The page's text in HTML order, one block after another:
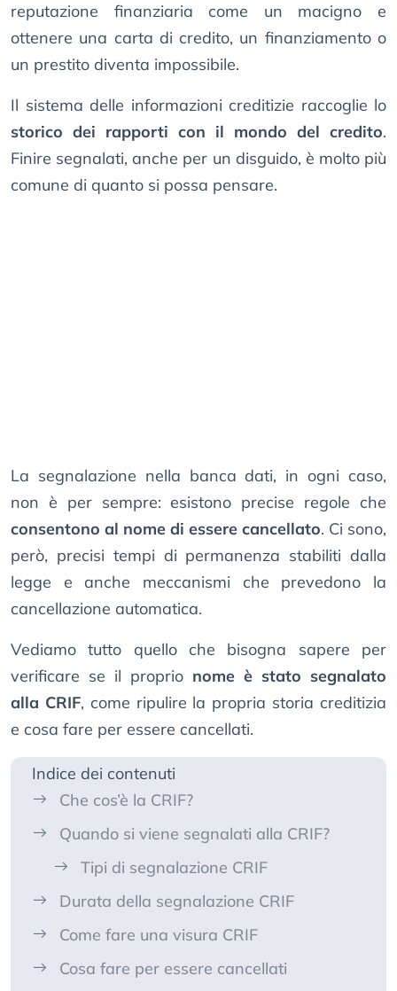
reputazione finanziaria come un macigno e
ottenere una carta di credito, un finanziamento o
un prestito diventa impossibile.
Il sistema delle informazioni creditizie raccoglie lo
storico dei rapporti con il mondo del credito.
Finire segnalati, anche per un disguido, è molto più
comune di quanto si possa pensare.
La segnalazione nella banca dati, in ogni caso,
non è per sempre: esistono precise regole che
consentono al nome di essere cancellato. Ci sono,
però, precisi tempi di permanenza stabiliti dalla
legge e anche meccanismi che prevedono la
cancellazione automatica.
Vediamo tutto quello che bisogna sapere per
verificare se il proprio nome è stato segnalato
alla CRIF, come ripulire la propria storia creditizia
e cosa fare per essere cancellati.
Indice dei contenuti
Che cos’è la CRIF?
Quando si viene segnalati alla CRIF?
Tipi di segnalazione CRIF
Durata della segnalazione CRIF
Come fare una visura CRIF
Cosa fare per essere cancellati